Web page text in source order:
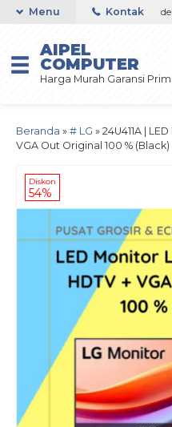
Offline / Marketplace
Menu Kontak
AIPEL
COMPUTER
Harga Murah Garansi
Beranda » # LG » 24U411A |
VGA Out Original 100 % (Black)
Diskon
54%